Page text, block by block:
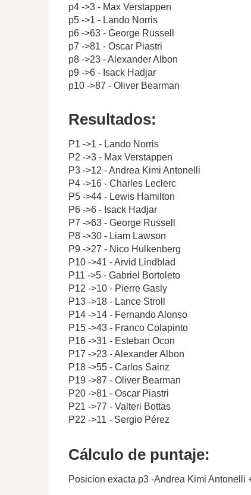
p4 ->3 - Max Verstappen
p5 ->1 - Lando Norris
p6 ->63 - George Russell
p7 ->81 - Oscar Piastri
p8 ->23 - Alexander Albon
p9 ->6 - Isack Hadjar
p10 ->87 - Oliver Bearman
Resultados:
P1 ->1 - Lando Norris
P2 ->3 - Max Verstappen
P3 ->12 - Andrea Kimi Antonelli
P4 ->16 - Charles Leclerc
P5 ->44 - Lewis Hamilton
P6 ->6 - Isack Hadjar
P7 ->63 - George Russell
P8 ->30 - Liam Lawson
P9 ->27 - Nico Hulkenberg
P10 ->41 - Arvid Lindblad
P11 ->5 - Gabriel Bortoleto
P12 ->10 - Pierre Gasly
P13 ->18 - Lance Stroll
P14 ->14 - Fernando Alonso
P15 ->43 - Franco Colapinto
P16 ->31 - Esteban Ocon
P17 ->23 - Alexander Albon
P18 ->55 - Carlos Sainz
P19 ->87 - Oliver Bearman
P20 ->81 - Oscar Piastri
P21 ->77 - Valteri Bottas
P22 ->11 - Sergio Pérez
Cálculo de puntaje:
Posicion exacta p3 -Andrea Kimi Antonelli